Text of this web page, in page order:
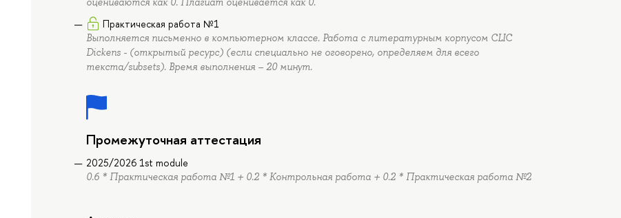
Практическая работа №1
Выполняется письменно в компьютерном классе. Работа с литературным корпусом CLIC
Dickens - (открытый ресурс) (если специально не оговорено, определяем для всего
текста/subsets). Время выполнения – 20 минут.
Промежуточная аттестация
2025/2026 1st module
0.6 * Практическая работа №1 + 0.2 * Контрольная работа + 0.2 * Практическая работа №2